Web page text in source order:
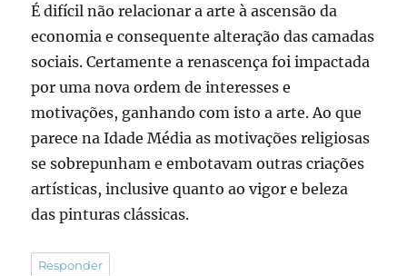
É difícil não relacionar a arte à ascensão da
economia e consequente alteração das camadas
sociais. Certamente a renascença foi impactada
por uma nova ordem de interesses e
motivações, ganhando com isto a arte. Ao que
parece na Idade Média as motivações religiosas
se sobrepunham e embotavam outras criações
artísticas, inclusive quanto ao vigor e beleza
das pinturas clássicas.
Responder